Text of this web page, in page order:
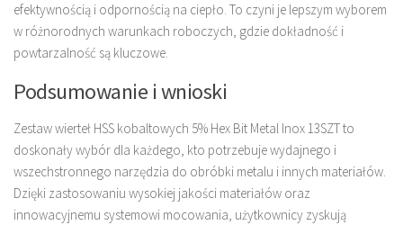
efektywnością i odpornością na ciepło. To czyni je lepszym wyborem
w różnorodnych warunkach roboczych, gdzie dokładność i
powtarzalność są kluczowe.
Podsumowanie i wnioski
Zestaw wierteł HSS kobaltowych 5% Hex Bit Metal Inox 13SZT to
doskonały wybór dla każdego, kto potrzebuje wydajnego i
wszechstronnego narzędzia do obróbki metalu i innych materiałów.
Dzięki zastosowaniu wysokiej jakości materiałów oraz
innowacyjnemu systemowi mocowania, użytkownicy zyskują